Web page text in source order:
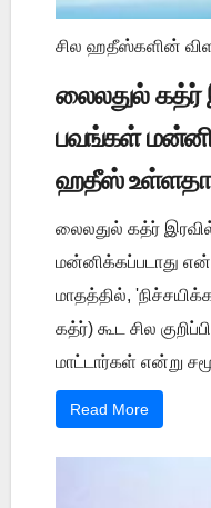
சில ஹதீஸ்களின்
லைலதுல் கத்ர்
பவங்கள்
ஹதீஸ்
லைலதுல் கத்ர்
மன்னிக்கப்படாது
மாதத்தில்,
கத்ர்) கூட சில
மாட்டார்கள் என்று
Read More